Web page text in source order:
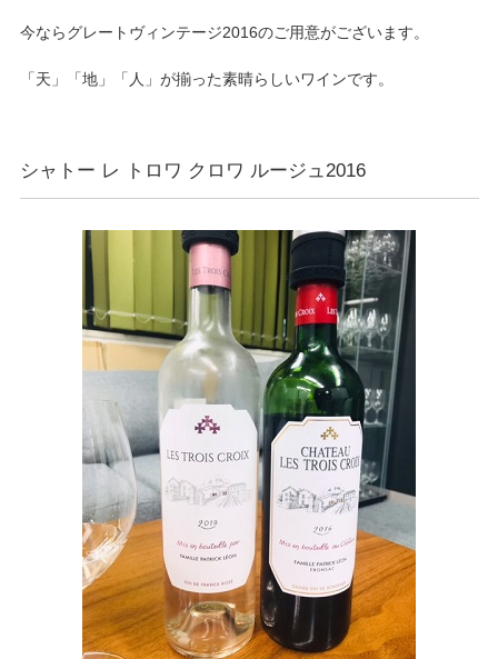
今ならグレートヴィンテージ2016のご用意がございます。
「天」「地」「人」が揃った素晴らしいワインです。
シャトー レ トロワ クロワ ルージュ2016